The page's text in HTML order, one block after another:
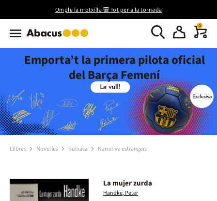
Omple la motxilla 🎒 Tot per a la tornada
0
Emporta’t la primera pilota oficial
del Barça Femení
Llibres Novel·les Butxaca Narrativa estrangera
La mujer zurda
Handke, Peter